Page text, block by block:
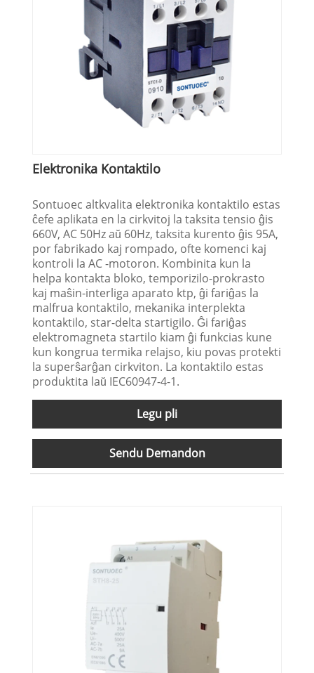
Elektronika Kontaktilo
Sontuoec altkvalita elektronika kontaktilo estas
ĉefe aplikata en la cirkvitoj la taksita tensio ĝis
660V, AC 50Hz aŭ 60Hz, taksita kurento ĝis 95A,
por fabrikado kaj rompado, ofte komenci kaj
kontroli la AC -motoron. Kombinita kun la
helpa kontakta bloko, temporizilo-prokrasto
kaj maŝin-interliga aparato ktp, ĝi fariĝas la
malfrua kontaktilo, mekanika interplekta
kontaktilo, star-delta startigilo. Ĝi fariĝas
elektromagneta startilo kiam ĝi funkcias kune
kun kongrua termika relajso, kiu povas protekti
la superŝarĝan cirkviton. La kontaktilo estas
produktita laŭ IEC60947-4-1.
Legu pli
Sendu Demandon